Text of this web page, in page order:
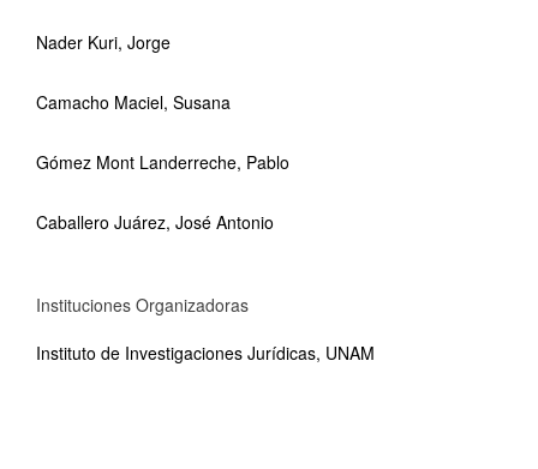
Nader Kuri, Jorge
Camacho Maciel, Susana
Gómez Mont Landerreche, Pablo
Caballero Juárez, José Antonio
Instituciones Organizadoras
Instituto de Investigaciones Jurídicas, UNAM